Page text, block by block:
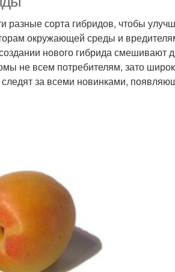
сорта гибридов, чтобы
окружающей среды и
нового гибрида смешивают
не всем потребителям, зато
за всеми новинками,